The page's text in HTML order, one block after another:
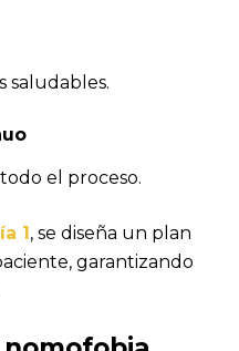
saludables.
el proceso.
1 , se diseña un plan
garantizando